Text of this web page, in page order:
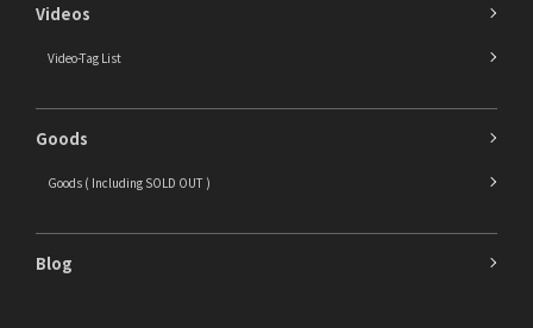
Videos
Video-Tag List
Goods
Goods ( Including SOLD OUT )
Blog